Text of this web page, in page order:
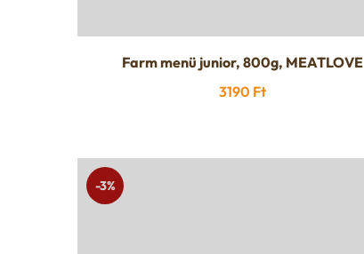
Farm menü junior, 800g, MEATLOVE
3190 Ft
-3%